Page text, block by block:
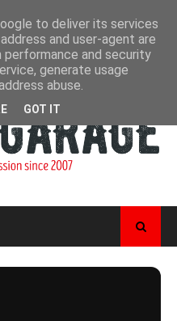
to deliver its services
and user-agent are
performance and security
generate usage
abuse.
GOT IT